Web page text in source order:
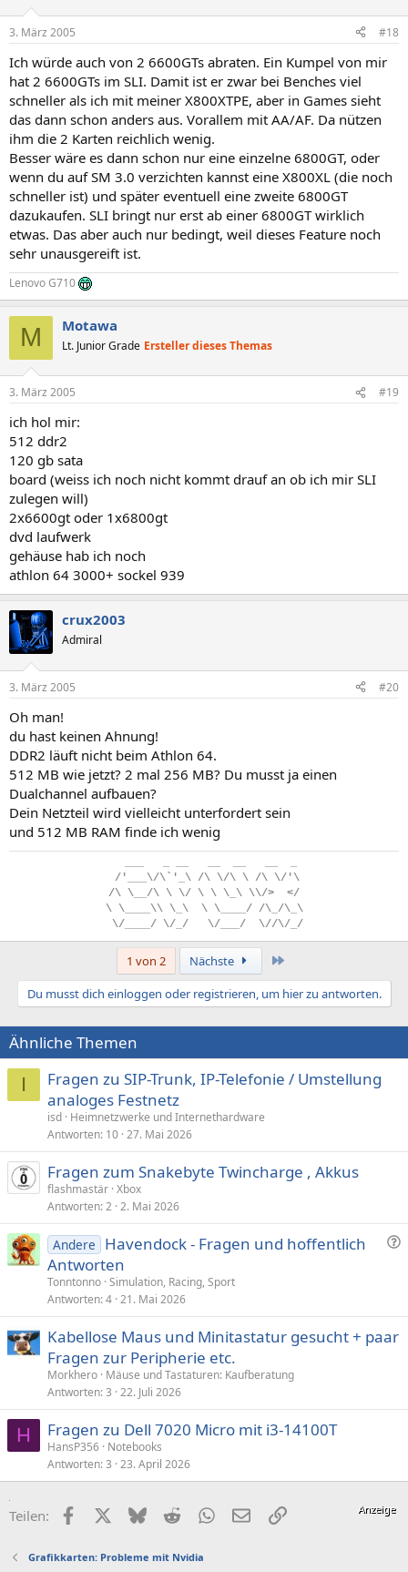
3. März 2005 #18
Ich würde auch von 2 6600GTs abraten. Ein Kumpel von mir
hat 2 6600GTs im SLI. Damit ist er zwar bei Benches viel
schneller als ich mit meiner X800XTPE, aber in Games sieht
das dann schon anders aus. Vorallem mit AA/AF. Da nützen
ihm die 2 Karten reichlich wenig.
Besser wäre es dann schon nur eine einzelne 6800GT, oder
wenn du auf SM 3.0 verzichten kannst eine X800XL (die noch
schneller ist) und später eventuell eine zweite 6800GT
dazukaufen. SLI bringt nur erst ab einer 6800GT wirklich
etwas. Das aber auch nur bedingt, weil dieses Feature noch
sehr unausgereift ist.
Lenovo G710
M Motawa
Lt. Junior Grade Ersteller dieses Themas
3. März 2005 #19
ich hol mir:
512 ddr2
120 gb sata
board (weiss ich noch nicht kommt drauf an ob ich mir SLI
zulegen will)
2x6600gt oder 1x6800gt
dvd laufwerk
gehäuse hab ich noch
athlon 64 3000+ sockel 939
crux2003
Admiral
3. März 2005 #20
Oh man!
du hast keinen Ahnung!
DDR2 läuft nicht beim Athlon 64.
512 MB wie jetzt? 2 mal 256 MB? Du musst ja einen
Dualchannel aufbauen?
Dein Netzteil wird vielleicht unterfordert sein
und 512 MB RAM finde ich wenig
/'___\/\`'_\ /\ \/\ \ /\ \/'\
/\ \__/\ \ \/ \ \ \_\ \\/>
</
\. \____\\. \_\.. \. \____/. /\_/\_\
\/____/. \/_/... \/___/.. \//\/_/
1 von 2 Nächste
Du musst dich einloggen oder registrieren, um hier zu antworten.
Ähnliche Themen
I
Fragen zu SIP-Trunk, IP-Telefonie / Umstellung
analoges Festnetz
isd Heimnetzwerke und Internethardware
Antworten 10 27. Mai 2026
Fragen zum Snakebyte Twincharge , Akkus
flashmastär Xbox
Antworten 2 2. Mai 2026
F
e
Andere
Havendock - Fragen und hoffentlich
Antworten
Tonntonno Simulation, Racing, Sport
Antworten 4 21. Mai 2026
Kabellose Maus und Minitastatur gesucht + paar
Fragen zur Peripherie etc.
Morkhero Mäuse und Tastaturen: Kaufberatung
Antworten 3 22. Juli 2026
H Fragen zu Dell 7020 Micro mit i3-14100T
HansP356 Notebooks
Antworten 3 23. April 2026
Teilen: FacebookX (Twitter)
BlueskyRedditWhatsApp
E-MailLink
Grafikkarten: Probleme mit Nvidia